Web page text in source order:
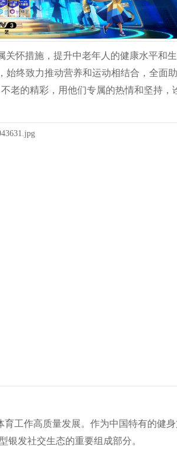
怀措施，提升中老年人的健康水平和
始终致力推动营养和运动相结合，全面
老的精彩，用他们专属的热情和坚持，
工作高质量发展。作为中国特有的健
银发社交生态的重要组成部分。